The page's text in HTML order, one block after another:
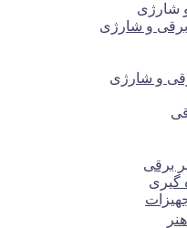
و شارژی
و شارژی
و شارژی
برقی
گیری